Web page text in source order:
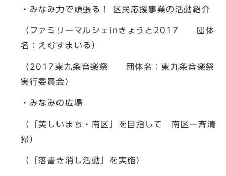
・みなみ力で頑張る！ 区民応援事業の活動紹介
（ファミリーマルシェinきょうと2017 団体
名：えむすまいる）
（2017東九条音楽祭 団体名：東九条音楽祭
実行委員会）
・みなみの広場
（「美しいまち・南区」を目指して 南区一斉清
掃）
（「落書き消し活動」を実施）